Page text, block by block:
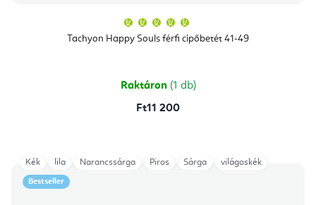
Tachyon Happy Souls férfi cipőbetét 41-49
átlagos
értékelése
csillag.
Raktáron (1 db)
Ft11 200
Bestseller
Kék lila Narancssárga Piros Sárga világoskék